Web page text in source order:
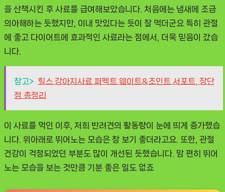
을 산책시킨 후 사료를 급여해보았습니다. 처음에는 냄새에 조금
의아해하는 듯했지만, 이내 맛있다는 듯이 잘 먹더군요 특히 관절
에 좋고 다이어트에 효과적인 사료라는 점에서, 더욱 믿음이 갔습
니다.
참고> 힐스 강아지사료 퍼펙트 웨이트&조인트 서포트, 장단
점 총정리
이 사료를 먹인 이후, 저희 반려견의 활동량이 눈에 띄게 증가했습
니다. 위아래로 뛰어노는 모습은 참 보기 좋더라고요. 또한, 관절
건강이 걱정되었던 부분도 많이 개선된 듯했습니다. 맘 편히 뛰어
노는 모습을 보는 것만큼 기분 좋은 일도 없죠